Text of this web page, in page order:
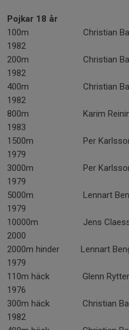
Pojkar 18 år
100m
1982
200m
1982
400m
1982
800m Karim
1983
1500m Per
1979
3000m Per
1979
5000m Lennart
1979
10000m Jens
2000
2000m hinder
1979
110m häck Glenn
1976
300m häck
1982